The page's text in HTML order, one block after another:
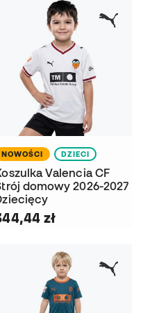
NOWOŚCI DZIECI
Valencia CF
domowy 2026-2027
zł